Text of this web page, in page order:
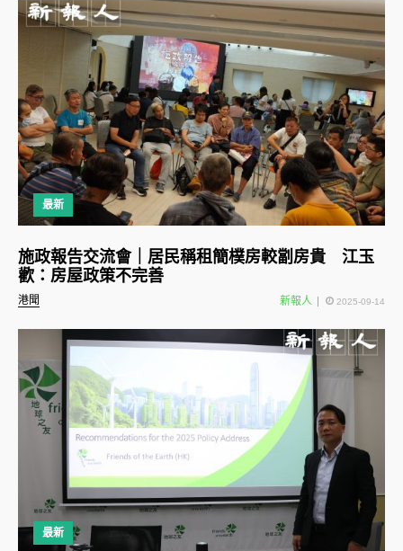
最新
港聞
施政報告交流會｜居民稱租簡樸房較劏房貴 江玉
歡：房屋政策不完善
新報人 2025-09-14
最新